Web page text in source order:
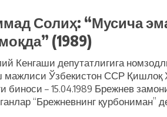
Солиҳ: “Мусича
(1989)
Кенгаши депутатлигига
мажлиси Ўзбекистон ССР Қишлоқ
биноси – 15.04.1989 Брежнев
“Брежневнинг қурбониман”
КУН
“МЕН СЕНДАН ХАТ
ШЕЪРИГА